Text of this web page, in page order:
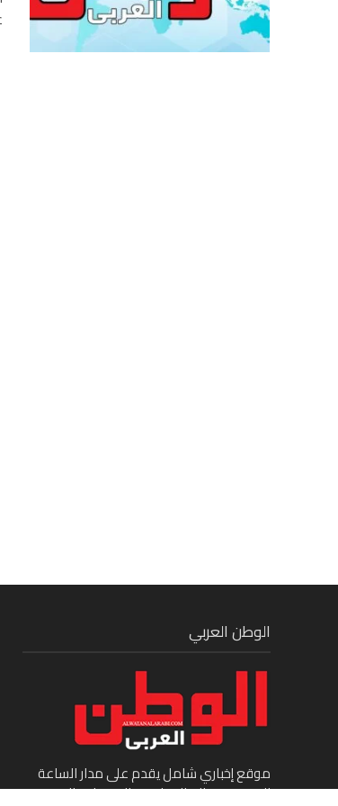
عن
الوطن العربي
موقع إخباري شامل يقدم على مدار الساعة
الجديد في عالم السياسة والاقتصاد والفن